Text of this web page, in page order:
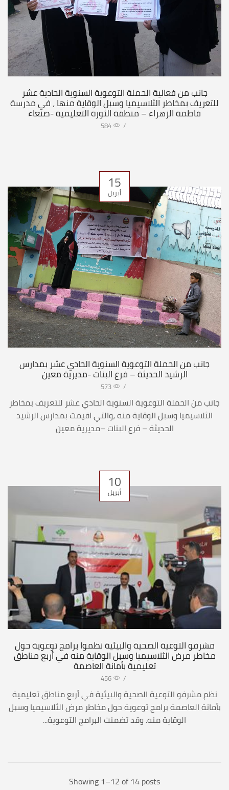
جانب من فعالية الحملة التوعوية السنوية الحادية عشر
للتعريف بمخاطر الثلاسيميا وسبل الوقاية منها ، في مدرسة
فاطمة الزهراء – منطقة الثورة التعليمية -صنعاء
/
584
15
أبريل
جانب من الحملة التوعوية السنوية الحادي عشر بمدارس
الرشيد الحديثة – فرع البنات -مديرية معين
/
573
جانب من الحملة التوعوية السنوية الحادي عشر للتعريف بمخاطر
الثلاسيميا وسبل الوقاية منه ،والتي اقيمت بمدارس الرشيد
الحديثة – فرع البنات –مديرية معين
10
أبريل
مشرفو التوعية الصحية والبيئية نظموا برامج توعوية حول
مخاطر مرض الثلاسيميا وسبل الوقاية منه في أربع مناطق
تعليمية بأمانة العاصمة
/
456
نظم مشرفو التوعية الصحية والبيئية في أربع مناطق تعليمية
بأمانة العاصمة برامج توعوية حول مخاطر مرض الثلاسيميا وسبل
الوقاية منه. وقد تضمنت البرامج التوعوية...
Showing 1–12 of 14 posts